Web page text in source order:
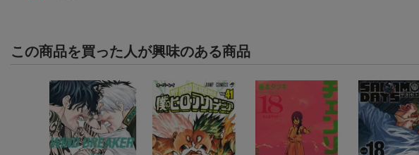
この商品を買った人が興味のある商品